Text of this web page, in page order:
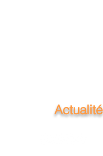
Actualité